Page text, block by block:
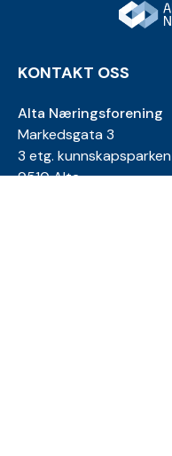
KONTAKT OSS
Alta Næringsforening
Markedsgata 3
3 etg. kunnskapsparken
9510 Alta